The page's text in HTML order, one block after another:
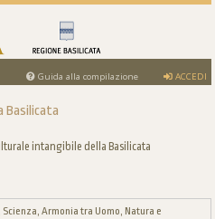
Guida alla compilazione ACCEDI
Basilicata
intangibile della Basilicata
Armonia tra Uomo, Natura e